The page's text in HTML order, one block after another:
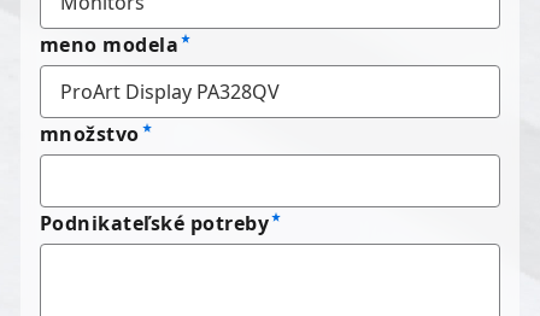
meno modela
množstvo
Podnikateľské potreby